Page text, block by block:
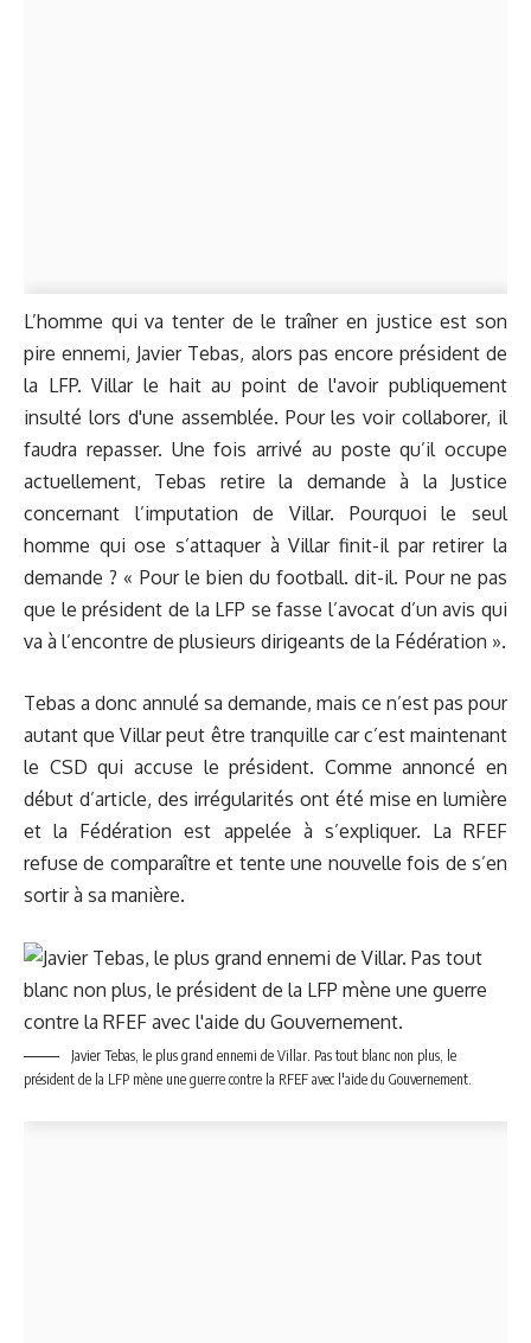
L’homme qui va tenter de le traîner en justice est son
pire ennemi, Javier Tebas, alors pas encore président de
la LFP. Villar le hait au point de l'avoir publiquement
insulté lors d'une assemblée. Pour les voir collaborer, il
faudra repasser. Une fois arrivé au poste qu’il occupe
actuellement, Tebas retire la demande à la Justice
concernant l’imputation de Villar. Pourquoi le seul
homme qui ose s’attaquer à Villar finit-il par retirer la
demande ? « Pour le bien du football. dit-il. Pour ne pas
que le président de la LFP se fasse l’avocat d’un avis qui
va à l’encontre de plusieurs dirigeants de la Fédération ».
Tebas a donc annulé sa demande, mais ce n’est pas pour
autant que Villar peut être tranquille car c’est maintenant
le CSD qui accuse le président. Comme annoncé en
début d’article, des irrégularités ont été mise en lumière
et la Fédération est appelée à s’expliquer. La RFEF
refuse de comparaître et tente une nouvelle fois de s’en
sortir à sa manière.
Javier Tebas, le plus grand ennemi de Villar. Pas tout blanc non plus, le
président de la LFP mène une guerre contre la RFEF avec l'aide du Gouvernement.